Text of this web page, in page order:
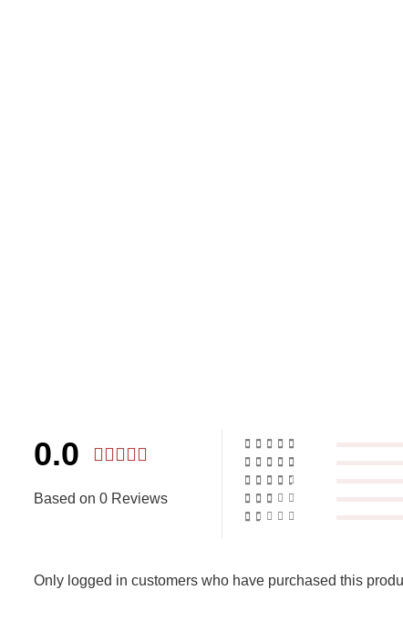
0.0
Based on 0 Reviews
Only logged in customers who have purchased this